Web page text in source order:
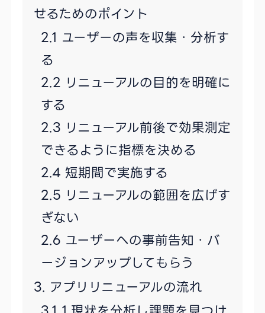
せるためのポイント
ユーザーの声を収集・分析す
る
リニューアルの目的を明確に
する
リニューアル前後で効果測定
できるように指標を決める
短期間で実施する
リニューアルの範囲を広げす
ぎない
ユーザーへの事前告知・バ
ージョンアップしてもらう
アプリリニューアルの流れ